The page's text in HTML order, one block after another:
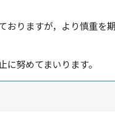
りますが，より慎重を
努めてまいります。